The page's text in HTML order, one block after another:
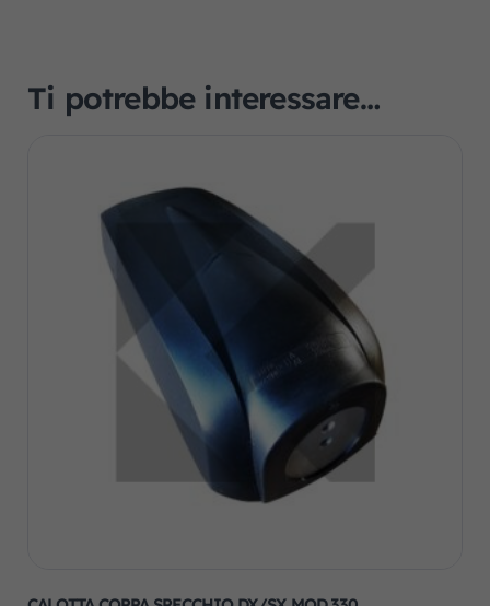
Ti potrebbe interessare…